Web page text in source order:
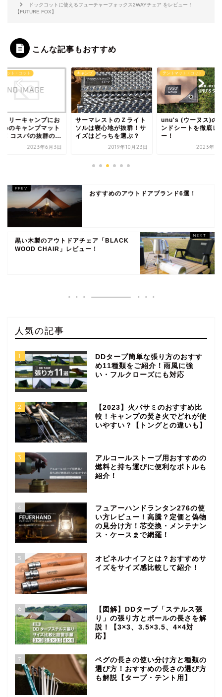
ドックコットに使えるフューチャーフォックス2WAYチェア をレビュー！
【FUTURE FOX】
こんな記事もおすすめ
マレストのＺライト
は寝心地が抜群！サ
はどっちを選ぶ？
2019年10月23日
テントマット・コット
unu's (ウーヌス)のグラ
ンドシートを徹底レビュ
ー！
2023年5月10日
テントマット・コット
MoonLence（ムー
ンス）コットのレビ
ー！種類の違いや選
2022年5
おすすめのアウトドアブランド6選！
黒い木製のアウトドアチェア「BLACK
WOOD CHAIR」レビュー！
人気の記事
1
DDタープ簡単な張り方のおすす
め11種類をご紹介！雨風に強
い・フルクローズにも対応
2
【2023】火バサミのおすすめ比
較！キャンプの焚き火でどれが使
いやすい？【トングとの違いも】
3
アルコールストーブ用おすすめの
燃料と持ち運びに便利なボトルも
紹介！
4
フュアーハンドランタン276の使
い方レビュー！高騰？定価と偽物
の見分け方！芯交換・メンテナン
ス・ケースまで網羅！
5
オピネルナイフとは？おすすめサ
イズをサイズ感比較して紹介！
6
【図解】DDタープ「ステルス張
り」の張り方とポールの長さを解
説！【3×3、3.5×3.5、4×4対
応】
7
ペグの長さの使い分け方と種類の
選び方！おすすめの長さの選び方
も解説【タープ・テント用】